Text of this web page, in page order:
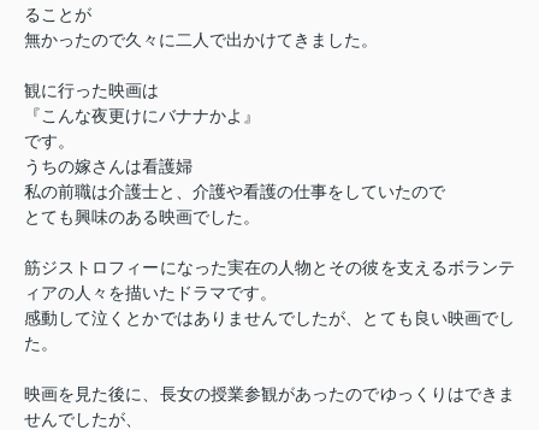
ることが
無かったので久々に二人で出かけてきました。
観に行った映画は
『こんな夜更けにバナナかよ』
です。
うちの嫁さんは看護婦
私の前職は介護士と、介護や看護の仕事をしていたので
とても興味のある映画でした。
筋ジストロフィーになった実在の人物とその彼を支えるボランテ
ィアの人々を描いたドラマです。
感動して泣くとかではありませんでしたが、とても良い映画でし
た。
映画を見た後に、長女の授業参観があったのでゆっくりはできま
せんでしたが、